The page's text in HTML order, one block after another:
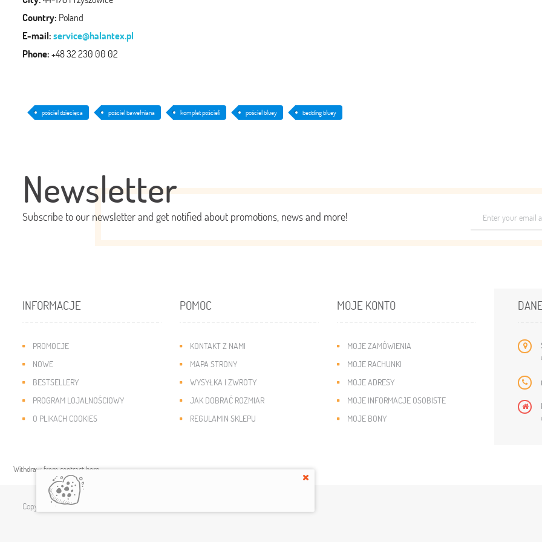
Country: Poland
E-mail:service@halantex.pl
Phone:+48 32 230 00 02
pościel dziecięca pościel bawełniana komplet pościeli pościel bluey bedding bluey
Newsletter
Subscribe to our newsletter and get notified about promotions, news and more!
INFORMACJE
PROMOCJE
NOWE
BESTSELLERY
PROGRAM LOJALNOŚCIOWY
O PLIKACH COOKIES
POMOC
KONTAKT Z NAMI
MAPA STRONY
WYSYŁKA I ZWROTY
JAK DOBRAĆ ROZMIAR
REGULAMIN SKLEPU
MOJE KONTO
MOJE ZAMÓWIENIA
MOJE RACHUNKI
MOJE ADRESY
MOJE INFORMACJE OSOBISTE
MOJE BONY
Withdraw from contract here
Copyright © 2019